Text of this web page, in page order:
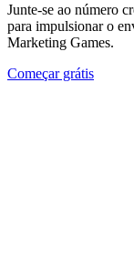
Junte-se ao número
para impulsionar o
Marketing Games.
Começar grátis